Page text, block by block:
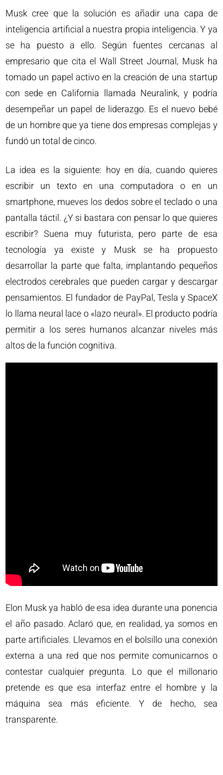
Musk cree que la solución es añadir una capa de
inteligencia artificial a nuestra propia inteligencia. Y ya
se ha puesto a ello. Según fuentes cercanas al
empresario que cita el Wall Street Journal, Musk ha
tomado un papel activo en la creación de una startup
con sede en California llamada Neuralink, y podría
desempeñar un papel de liderazgo. Es el nuevo bebé
de un hombre que ya tiene dos empresas complejas y
fundó un total de cinco.
La idea es la siguiente: hoy en día, cuando quieres
escribir un texto en una computadora o en un
smartphone, mueves los dedos sobre el teclado o una
pantalla táctil. ¿Y si bastara con pensar lo que quieres
escribir? Suena muy futurista, pero parte de esa
tecnología ya existe y Musk se ha propuesto
desarrollar la parte que falta, implantando pequeños
electrodos cerebrales que pueden cargar y descargar
pensamientos. El fundador de PayPal, Tesla y SpaceX
lo llama neural lace o «lazo neural». El producto podría
permitir a los seres humanos alcanzar niveles más
altos de la función cognitiva.
Elon Musk ya habló de esa idea durante una ponencia
el año pasado. Aclaró que, en realidad, ya somos en
parte artificiales. Llevamos en el bolsillo una conexión
externa a una red que nos permite comunicarnos o
contestar cualquier pregunta. Lo que el millonario
pretende es que esa interfaz entre el hombre y la
máquina sea más eficiente. Y de hecho, sea
transparente.